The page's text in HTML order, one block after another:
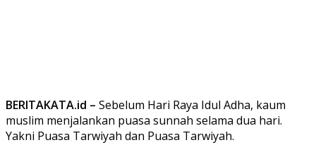
BERITAKATA.id – Sebelum Hari Raya Idul Adha, kaum
muslim menjalankan puasa sunnah selama dua hari.
Yakni Puasa Tarwiyah dan Puasa Tarwiyah.